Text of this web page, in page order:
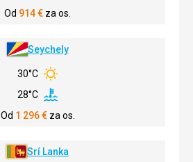
Od 914€ za os.
Seychely
30°C
28°C
Od 1 296€ za os.
Srí Lanka